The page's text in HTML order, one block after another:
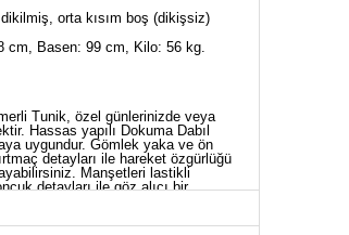
orta kısım boş (dikişsiz)
cm, Basen: 99 cm, Kilo: 56 kg.
Tunik, özel günlerinizde veya
Hassas yapılı Dokuma Dabıl
uygundur. Gömlek yaka ve ön
detayları ile hareket özgürlüğü
Manşetleri lastikli
detayları ile göz alıcı bir
arayanlar için idealdir.
(CM)